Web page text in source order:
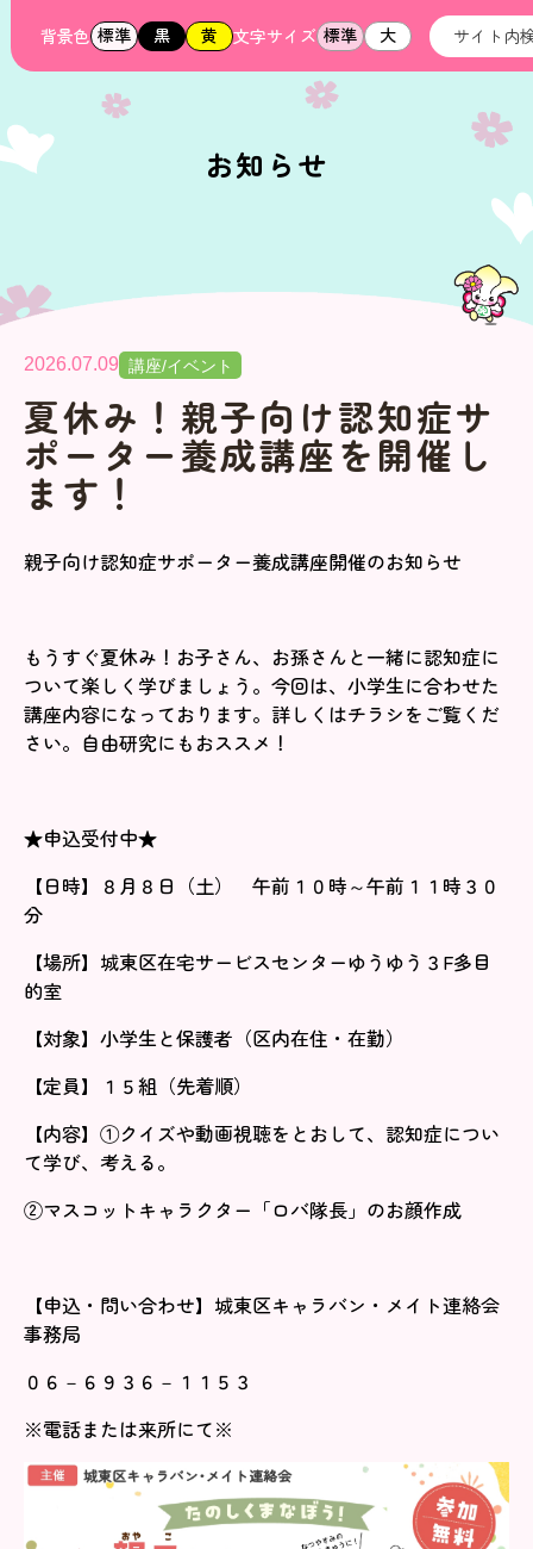
背景色 標準 黒 黄 文字サイズ 標準 大
お知らせ
2026.07.09 講座/イベント
夏休み！親子向け認知症サ
ポーター養成講座を開催し
ます！
親子向け認知症サポーター養成講座開催のお知らせ
もうすぐ夏休み！お子さん、お孫さんと一緒に認知症に
ついて楽しく学びましょう。今回は、小学生に合わせた
講座内容になっております。詳しくはチラシをご覧くだ
さい。自由研究にもおススメ！
★申込受付中★
【日時】８月８日（土） 午前１０時～午前１１時３０
分
【場所】城東区在宅サービスセンターゆうゆう３F多目
的室
【対象】小学生と保護者（区内在住・在勤）
【定員】１５組（先着順）
【内容】①クイズや動画視聴をとおして、認知症につい
て学び、考える。
②マスコットキャラクター「ロバ隊長」のお顔作成
【申込・問い合わせ】城東区キャラバン・メイト連絡会
事務局
０６－６９３６－１１５３
※電話または来所にて※